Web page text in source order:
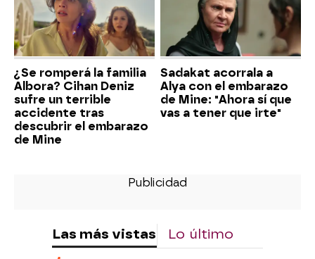
¿Se romperá la familia
Albora? Cihan Deniz
sufre un terrible
accidente tras
descubrir el embarazo
de Mine
Sadakat acorrala a
Alya con el embarazo
de Mine: "Ahora sí que
vas a tener que irte"
Las más vistas Lo último